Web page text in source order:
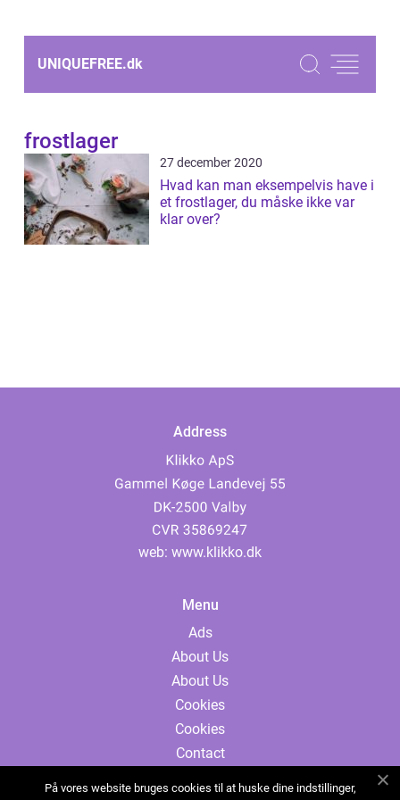
UNIQUEFREE.dk
frostlager
27 december 2020
Hvad kan man eksempelvis have i
et frostlager, du måske ikke var
klar over?
Address
web: www.klikko.dk
Menu
Ads
About Us
About Us
Cookies
Cookies
Contact
På vores website bruges cookies til at huske dine indstillinger,